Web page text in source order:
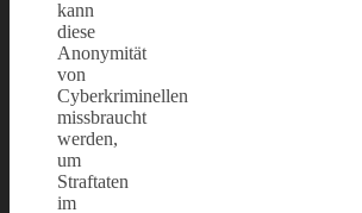
kann
diese
Anonymität
von
Cyberkriminellen
missbraucht
werden,
um
Straftaten
im